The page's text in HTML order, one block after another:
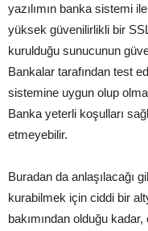
yazılımın banka sistemi
yüksek güvenilirlikli bir
kurulduğu sunucunun
Bankalar tarafından test
sistemine uygun olup
Banka yeterli koşulları
etmeyebilir.
Buradan da anlaşılacağı
kurabilmek için ciddi bir
bakımından olduğu